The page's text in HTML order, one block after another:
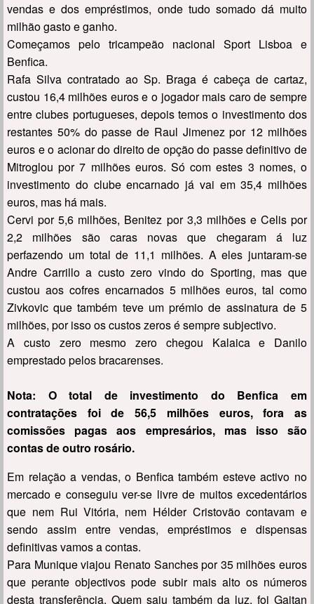
vendas e dos empréstimos, onde tudo somado dá muito
milhão gasto e ganho.
Começamos pelo tricampeão nacional Sport Lisboa e
Benfica.
Rafa Silva contratado ao Sp. Braga é cabeça de cartaz,
custou 16,4 milhões euros e o jogador mais caro de sempre
entre clubes portugueses, depois temos o investimento dos
restantes 50% do passe de Raul Jimenez por 12 milhões
euros e o acionar do direito de opção do passe definitivo de
Mitroglou por 7 milhões euros. Só com estes 3 nomes, o
investimento do clube encarnado já vai em 35,4 milhões
euros, mas há mais.
Cervi por 5,6 milhões, Benitez por 3,3 milhões e Celis por
2,2 milhões são caras novas que chegaram á luz
perfazendo um total de 11,1 milhões. A eles juntaram-se
Andre Carrillo a custo zero vindo do Sporting, mas que
custou aos cofres encarnados 5 milhões euros, tal como
Zivkovic que também teve um prémio de assinatura de 5
milhões, por isso os custos zeros é sempre subjectivo.
A custo zero mesmo zero chegou Kalaica e Danilo
emprestado pelos bracarenses.
Nota: O total de investimento do Benfica em
contratações foi de 56,5 milhões euros, fora as
comissões pagas aos empresários, mas isso são
contas de outro rosário.
Em relação a vendas, o Benfica também esteve activo no
mercado e conseguiu ver-se livre de muitos excedentários
que nem Rui Vitória, nem Hélder Cristovão contavam e
sendo assim entre vendas, empréstimos e dispensas
definitivas vamos a contas.
Para Munique viajou Renato Sanches por 35 milhões euros
que perante objectivos pode subir mais alto os números
desta transferência. Quem saiu também da luz, foi Gaitan